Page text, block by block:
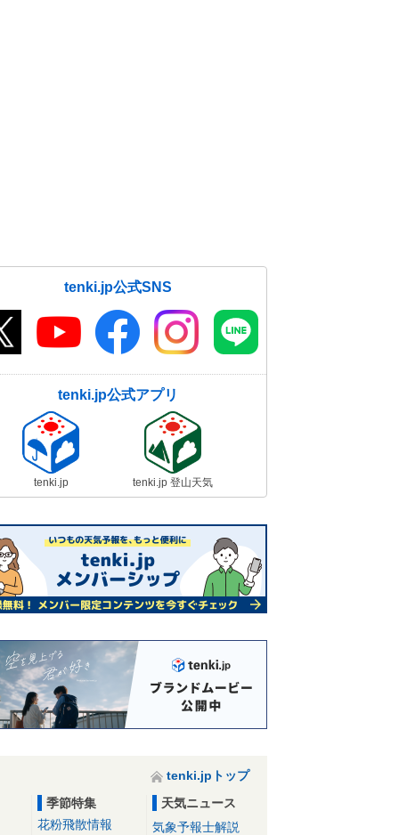
tenki.jp公式SNS
tenki.jp公式アプリ
tenki.jp tenki.jp 登山天気
tenki.jpトップ
季節特集
花粉飛散情報
天気ニュース
気象予報士解説